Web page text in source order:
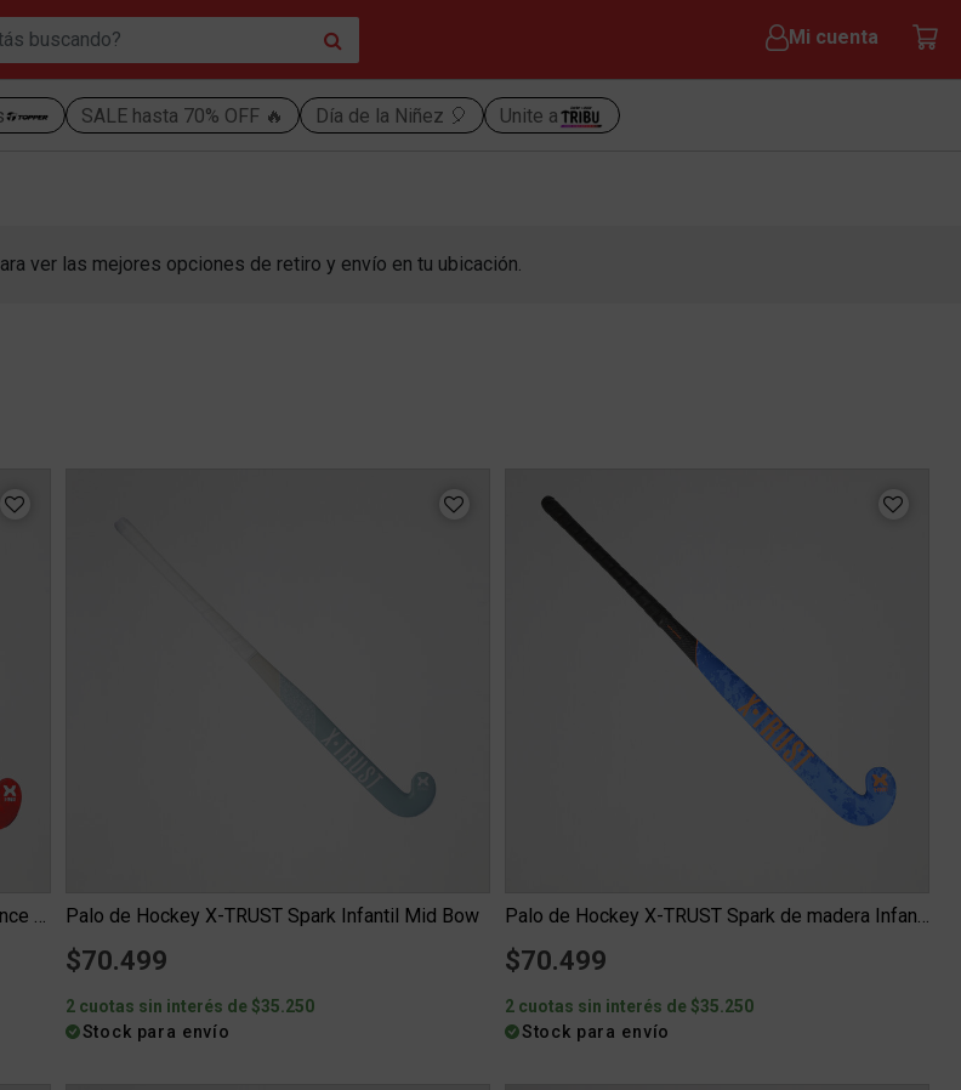
Mi cuenta
SALE hasta 70% OFF 🔥 Día de la Niñez 🎈 Unite a
ver las mejores opciones de retiro y envío en tu ubicación.
Palo de Hockey X-TRUST Spark Infantil balance bajo Palo de Hockey X-TRUST Spark Infantil Mid Bow
$70.499
2 cuotas sin interés de $35.250
Stock para envío
Palo de Hockey X-TRUST Spark de madera Infantil
$70.499
2 cuotas sin interés de $35.250
Stock para envío